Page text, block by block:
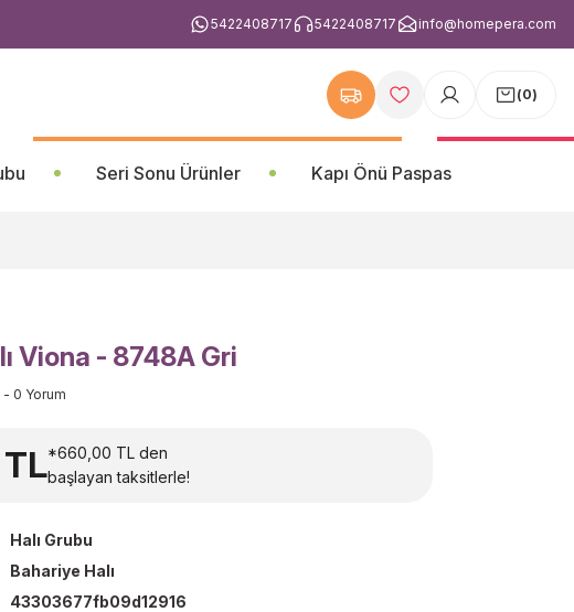
5422408717 5422408717 info@homepera.com
(0)
Seri Sonu Ürünler Kapı Önü Paspas
Viona - 8748A Gri
- 0 Yorum
*660,00 TL den
başlayan taksitlerle!
Halı Grubu
Bahariye Halı
43303677fb09d12916